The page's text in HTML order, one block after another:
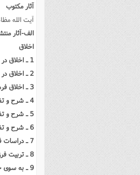
آثار مکتوب
آیت الله
الف-آثار
اخلاق
1 ـ اخلاق در خانه.
2 ـ اخلاق در اداره.
3 ـ اخلاق فرماندهى.
4 ـ شرح و تفسیر اخلاقى دعاى کمیل.
5 ـ شرح و تفسیر اخلاقى دعاى سحر.
6 ـ شرح و تفسیر مناجات شعبانیه.
7 ـ دراسات فى الاخلاق و شئون الحکمة العلمیه
8 ـ تربیت فرزند.
9 ـ به سوى حق.